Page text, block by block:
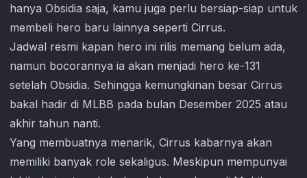
hanya Obsidia saja, kamu juga perlu bersiap-siap untuk
membeli hero baru lainnya seperti Cirrus.
Jadwal resmi kapan hero ini rilis memang belum ada,
namun bocorannya ia akan menjadi hero ke-131
setelah Obsidia. Sehingga kemungkinan besar Cirrus
bakal hadir di MLBB pada bulan Desember 2025 atau
akhir tahun nanti.
Yang membuatnya menarik, Cirrus kabarnya akan
memiliki banyak role sekaligus. Meskipun mempunyai